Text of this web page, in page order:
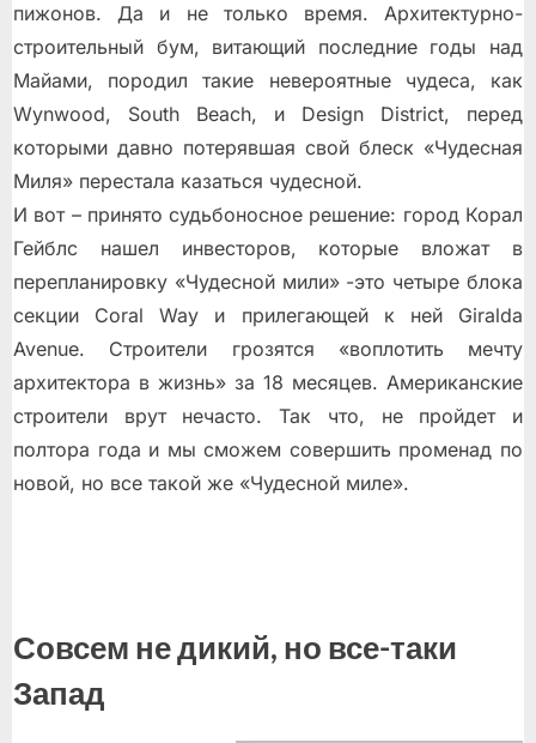
пижонов. Да и не только время. Архитектурно-
строительный бум, витающий последние годы над
Майами, породил такие невероятные чудеса, как
Wynwood, South Beach, и Design District, перед
которыми давно потерявшая свой блеск «Чудесная
Миля» перестала казаться чудесной.
И вот – принято судьбоносное решение: город Корал
Гейблс нашел инвесторов, которые вложат в
перепланировку «Чудесной мили» -это четыре блока
секции Coral Way и прилегающей к ней Giralda
Avenue. Строители грозятся «воплотить мечту
архитектора в жизнь» за 18 месяцев. Американские
строители врут нечасто. Так что, не пройдет и
полтора года и мы сможем совершить променад по
новой, но все такой же «Чудесной миле».
Совсем не дикий, но все-таки
Запад